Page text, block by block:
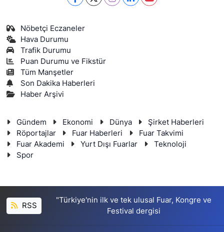
Nöbetçi Eczaneler
Hava Durumu
Trafik Durumu
Puan Durumu ve Fikstür
Tüm Manşetler
Son Dakika Haberleri
Haber Arşivi
Gündem Ekonomi Dünya
Şirket Haberleri
Röportajlar
Fuar Haberleri
Fuar Takvimi
Fuar Akademi
Yurt Dışı Fuarlar
Teknoloji
Spor
RSS
"Türkiye'nin ilk ve tek ulusal Fuar, Kongre ve
Festival dergisi